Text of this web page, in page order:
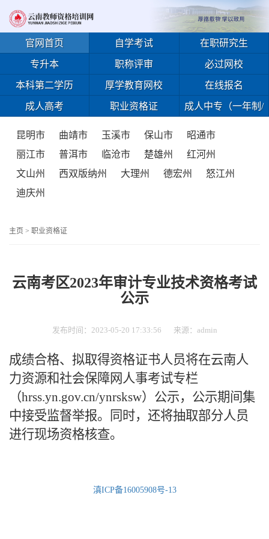
官网首页 自学考试 在职研究生
专升本 职称评审 必过网校
本科第二学历 厚学教育网校 在线报名
成人高考 职业资格证 成人中专（一年制/
昆明市 曲靖市 玉溪市 保山市
昭通市
丽江市
普洱市 临沧市 楚雄州
红河州
文山州
西双版纳州 大理州 德宏州
怒江州
迪庆州
主页 > 职业资格证
云南考区2023年审计专业技术资格考试
公示
发布时间：2023-05-20 17:33:56 来源：admin
成绩合格、拟取得资格证书人员将在云南人
力资源和社会保障网人事考试专栏
（hrss.yn.gov.cn/ynrsksw）公示，公示期间集
中接受监督举报。同时，还将抽取部分人员
进行现场资格核查。
滇ICP备16005908号-13